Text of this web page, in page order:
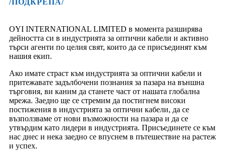
OYI INTERNATIONAL LIMITED в момента разширява
дейността си в индустрията за оптични кабели и активно
търси агенти по целия свят, които да се присъединят към
нашия екип.
Ако имате страст към индустрията за оптични кабели и
притежавате задълбочени познания за пазара на външна
търговия, ви каним да станете част от нашата глобална
мрежа. Заедно ще се стремим да постигнем високи
постижения в индустрията за оптични кабели, да се
възползваме от нови възможности на пазара и да се
утвърдим като лидери в индустрията. Присъединете се към
нас днес и нека заедно се впуснем в пътешествие на растеж
и успех.